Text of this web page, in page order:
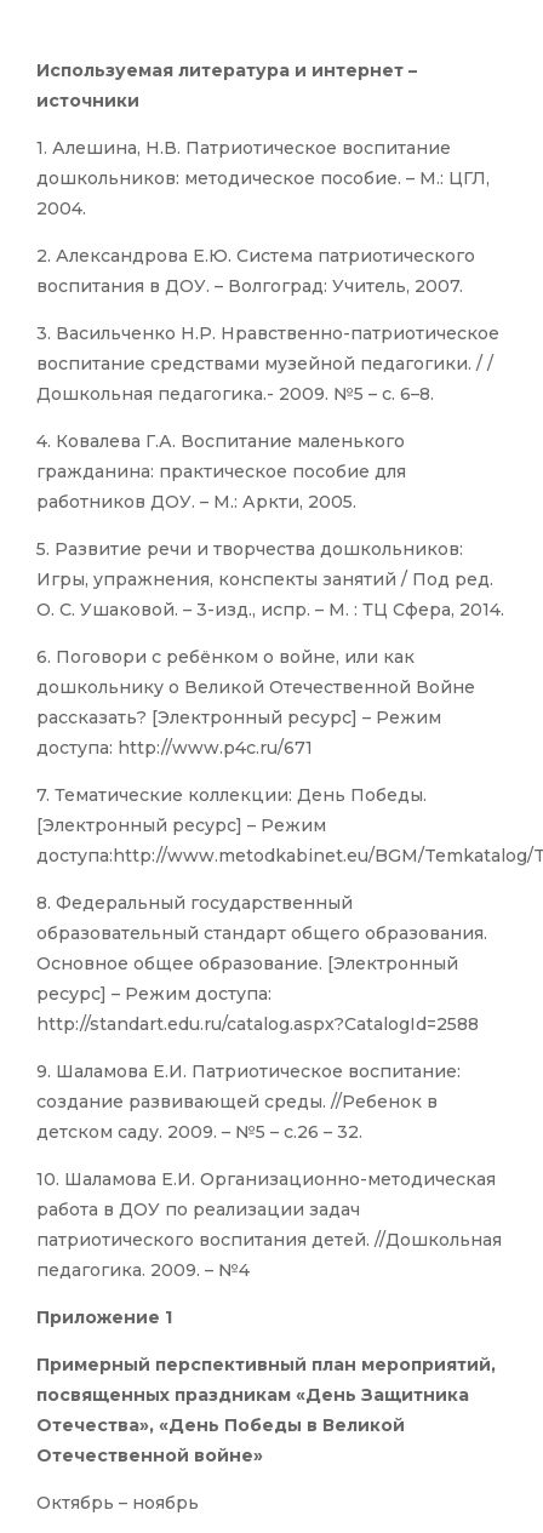
Используемая литература и интернет –
источники
1. Алешина, Н.В. Патриотическое воспитание
дошкольников: методическое пособие. – М.: ЦГЛ,
2004.
2. Александрова Е.Ю. Система патриотического
воспитания в ДОУ. – Волгоград: Учитель, 2007.
3. Васильченко Н.Р. Нравственно-патриотическое
воспитание средствами музейной педагогики. / /
Дошкольная педагогика.- 2009. №5 – с. 6–8.
4. Ковалева Г.А. Воспитание маленького
гражданина: практическое пособие для
работников ДОУ. – М.: Аркти, 2005.
5. Развитие речи и творчества дошкольников:
Игры, упражнения, конспекты занятий / Под ред.
О. С. Ушаковой. – 3-изд., испр. – М. : ТЦ Сфера, 2014.
6. Поговори с ребёнком о войне, или как
дошкольнику о Великой Отечественной Войне
рассказать? [Электронный ресурс] – Режим
доступа: http://www.p4c.ru/671
7. Тематические коллекции: День Победы.
[Электронный ресурс] – Режим
доступа:http://www.metodkabinet.eu/BGM/Temkatalog/
8. Федеральный государственный
образовательный стандарт общего образования.
Основное общее образование. [Электронный
ресурс] – Режим доступа:
http://standart.edu.ru/catalog.aspx?CatalogId=2588
9. Шаламова Е.И. Патриотическое воспитание:
создание развивающей среды. //Ребенок в
детском саду. 2009. – №5 – с.26 – 32.
10. Шаламова Е.И. Организационно-методическая
работа в ДОУ по реализации задач
патриотического воспитания детей. //Дошкольная
педагогика. 2009. – №4
Приложение 1
Примерный перспективный план мероприятий,
посвященных праздникам «День Защитника
Отечества», «День Победы в Великой
Отечественной войне»
Октябрь – ноябрь